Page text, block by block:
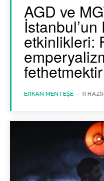
AGD ve
İstanbul’un
etkinlikleri:
fethetmektir
ERKAN MENTEŞE - 11